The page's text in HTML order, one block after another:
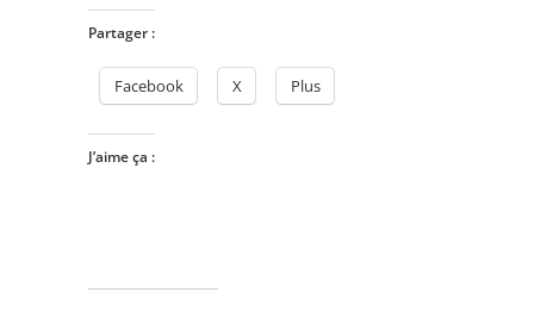
Partager :
Facebook X Plus
J’aime ça :